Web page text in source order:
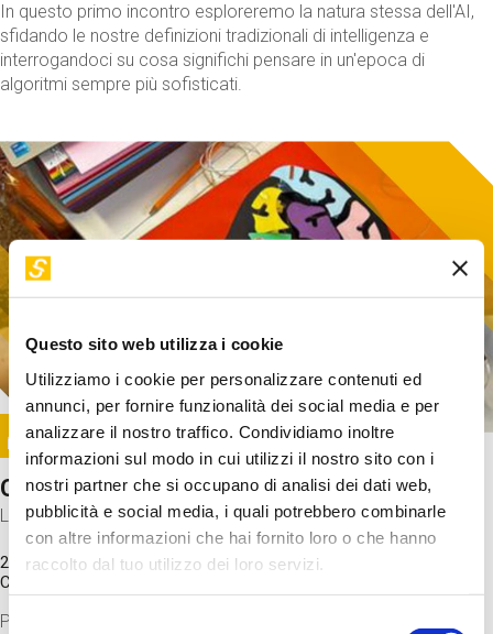
Questo sito web utilizza i cookie
Utilizziamo i cookie per personalizzare contenuti ed
annunci, per fornire funzionalità dei social media e per
analizzare il nostro traffico. Condividiamo inoltre
informazioni sul modo in cui utilizzi il nostro sito con i
nostri partner che si occupano di analisi dei dati web,
pubblicità e social media, i quali potrebbero combinarle
con altre informazioni che hai fornito loro o che hanno
raccolto dal tuo utilizzo dei loro servizi.
Selezione
In questo primo incontro esploreremo la natura stessa dell'AI,
sfidando le nostre definizioni tradizionali di intelligenza e
interrogandoci su cosa significhi pensare in un'epoca di
algoritmi sempre più sofisticati.
Image
SUNDAY@STEP
Come funziona il cervello?
Laboratorio
20 Set 2026 / 11:15 - 13:00
Costo
Proveremo a costruire un cervello in cartoncino cercando di